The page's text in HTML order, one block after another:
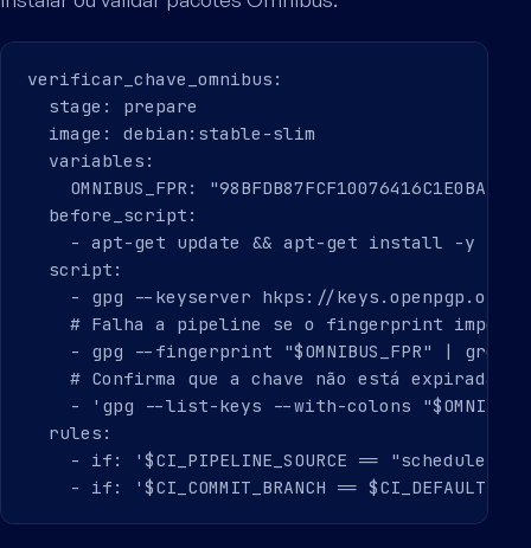
verificar_chave_omnibus:
  stage: prepare
  image: debian:stable-slim
  variables:
OMNIBUS_FPR:
  before_script:
- apt-get update && apt-get install -y
  script:
- gpg --keyserver hkps://keys.openpgp.org
# Falha a pipeline se o fingerprint
- gpg --fingerprint "$OMNIBUS_FPR" | grep
    # Confirma que a chave não está expirada
- 'gpg --list-keys --with-colons
  rules:
    - if: '$CI_PIPELINE_SOURCE == "schedule"'